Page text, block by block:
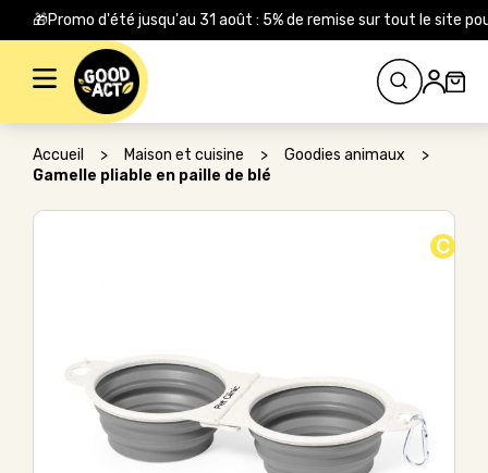
🎁Promo d'été jusqu'au 31 août : 5% de remise sur tout le site
Rechercher :
Accueil > Maison et cuisine > Goodies animaux
>
Gamelle pliable en paille de blé
C